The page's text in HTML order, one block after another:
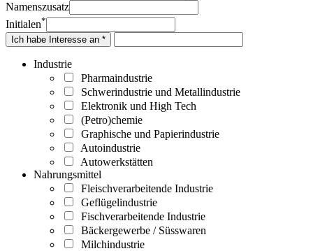
Namenszusatz
Initialen*
Ich habe Interesse an *
Industrie
Pharmaindustrie
Schwerindustrie und Metallindustrie
Elektronik und High Tech
(Petro)chemie
Graphische und Papierindustrie
Autoindustrie
Autowerkstätten
Nahrungsmittel
Fleischverarbeitende Industrie
Geflügelindustrie
Fischverarbeitende Industrie
Bäckergewerbe / Süsswaren
Milchindustrie